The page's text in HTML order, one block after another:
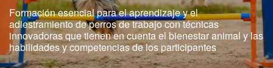
Formación esencial para el aprendizaje y el
adiestramiento de perros de trabajo con técnicas
innovadoras que tienen en cuenta el bienestar animal y las
habilidades y competencias de los participantes